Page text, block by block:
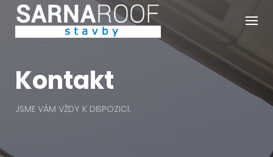
Kontakt
JSME VÁM VŽDY K DISPOZICI.